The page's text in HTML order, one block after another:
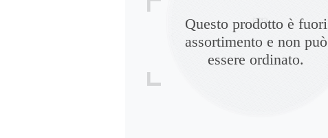
Questo prodotto è fuori
assortimento e non può
essere ordinato.